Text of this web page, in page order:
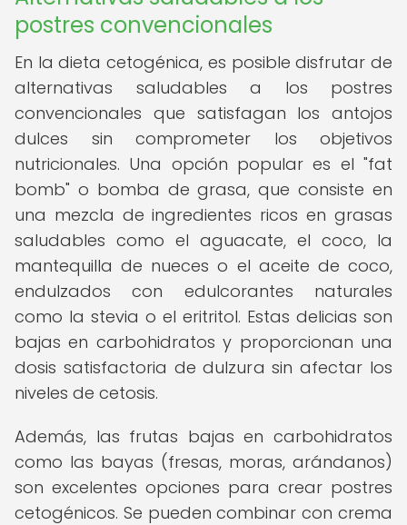
postres convencionales
En la dieta cetogénica, es posible disfrutar de
alternativas saludables a los postres
convencionales que satisfagan los antojos
dulces sin comprometer los objetivos
nutricionales. Una opción popular es el "fat
bomb" o bomba de grasa, que consiste en
una mezcla de ingredientes ricos en grasas
saludables como el aguacate, el coco, la
mantequilla de nueces o el aceite de coco,
endulzados con edulcorantes naturales
como la stevia o el eritritol. Estas delicias son
bajas en carbohidratos y proporcionan una
dosis satisfactoria de dulzura sin afectar los
niveles de cetosis.
Además, las frutas bajas en carbohidratos
como las bayas (fresas, moras, arándanos)
son excelentes opciones para crear postres
cetogénicos. Se pueden combinar con crema